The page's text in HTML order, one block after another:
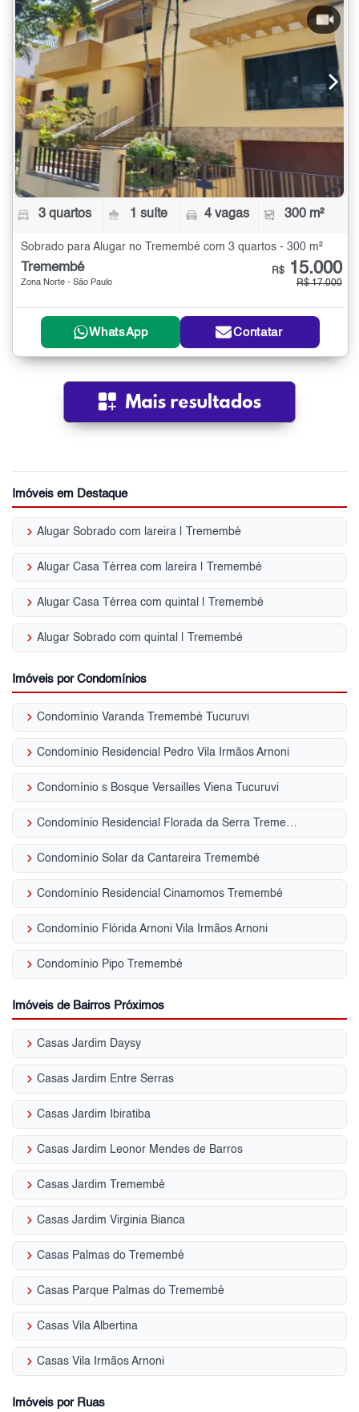
3 quartos 1 suíte 4 vagas 300 m²
Sobrado para Alugar no Tremembé com 3 quartos - 300 m²
Tremembé
Zona Norte - São Paulo
R$ 15.000
R$ 17.000
WhatsApp Contatar
Imóveis em Destaque
keyboard_arrow_right Alugar Sobrado com lareira | Tremembé
keyboard_arrow_right Alugar Casa Térrea com lareira | Tremembé
keyboard_arrow_right Alugar Casa Térrea com quintal | Tremembé
keyboard_arrow_right Alugar Sobrado com quintal | Tremembé
Imóveis por Condomínios
keyboard_arrow_right Condomínio Varanda Tremembé Tucuruvi
keyboard_arrow_right Condomínio Residencial Pedro Vila Irmãos Arnoni
keyboard_arrow_right Condomínio s Bosque Versailles Viena Tucuruvi
keyboard_arrow_right Condomínio Residencial Florada da Serra Tremembé
keyboard_arrow_right Condomínio Solar da Cantareira Tremembé
keyboard_arrow_right Condomínio Residencial Cinamomos Tremembé
keyboard_arrow_right Condomínio Flórida Arnoni Vila Irmãos Arnoni
keyboard_arrow_right Condomínio Pipo Tremembé
Imóveis de Bairros Próximos
keyboard_arrow_right Casas Jardim Daysy
keyboard_arrow_right Casas Jardim Entre Serras
keyboard_arrow_right Casas Jardim Ibiratiba
keyboard_arrow_right Casas Jardim Leonor Mendes de Barros
keyboard_arrow_right Casas Jardim Tremembé
keyboard_arrow_right Casas Jardim Virginia Bianca
keyboard_arrow_right Casas Palmas do Tremembé
keyboard_arrow_right Casas Parque Palmas do Tremembé
keyboard_arrow_right Casas Vila Albertina
keyboard_arrow_right Casas Vila Irmãos Arnoni
Imóveis por Ruas